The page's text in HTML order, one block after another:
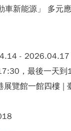
車新能源」 多元
- 2026.04.17
，最後一天到
展覽館一館四樓 |